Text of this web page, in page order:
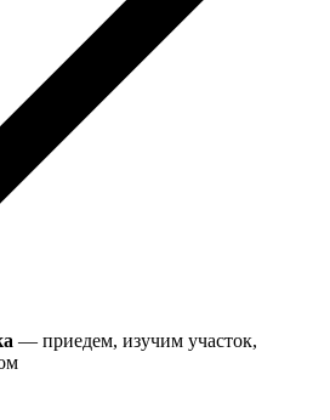
— приедем, изучим участок,